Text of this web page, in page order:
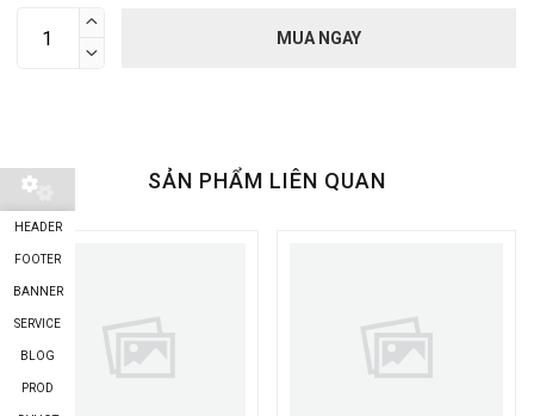


MUA NGAY
SẢN PHẨM LIÊN QUAN
HEADER
FOOTER
BANNER
SERVICE
BLOG
PROD